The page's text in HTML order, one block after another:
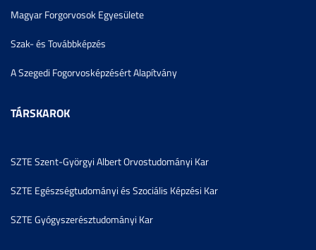
Magyar Forgorvosok Egyesülete
Szak- és Továbbképzés
A Szegedi Fogorvosképzésért Alapítvány
TÁRSKAROK
SZTE Szent-Györgyi Albert Orvostudományi Kar
SZTE Egészségtudományi és Szociális Képzési Kar
SZTE Gyógyszerésztudományi Kar